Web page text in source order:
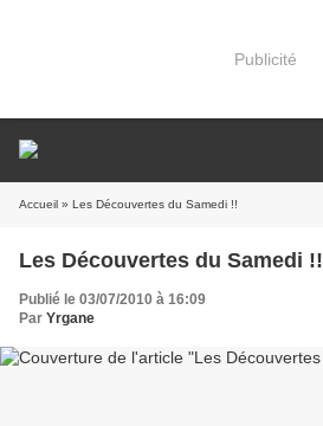
Publicité
Accueil » Les Découvertes du Samedi !!
Les Découvertes du Samedi !!
Publié le 03/07/2010 à 16:09
Par Yrgane